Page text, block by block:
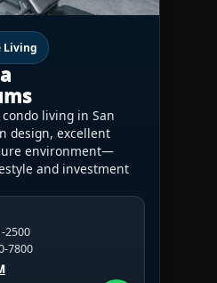
Living
living in San
design, excellent
environment—
and investment
2500
7800
2100
2500
2100